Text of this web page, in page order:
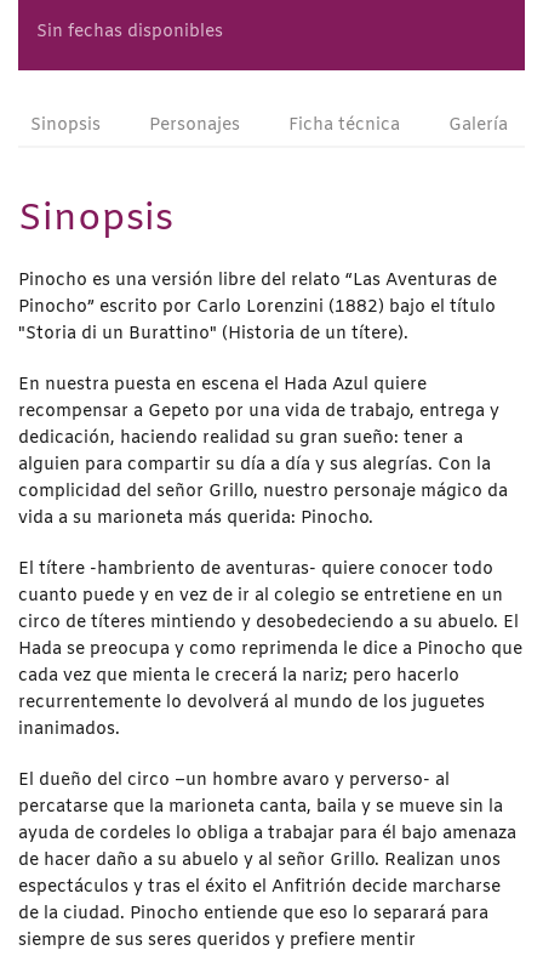
Sin fechas disponibles
Sinopsis Personajes Ficha técnica Galería
Sinopsis
Pinocho es una versión libre del relato “Las Aventuras de
Pinocho” escrito por Carlo Lorenzini (1882) bajo el título
"Storia di un Burattino" (Historia de un títere).
En nuestra puesta en escena el Hada Azul quiere
recompensar a Gepeto por una vida de trabajo, entrega y
dedicación, haciendo realidad su gran sueño: tener a
alguien para compartir su día a día y sus alegrías. Con la
complicidad del señor Grillo, nuestro personaje mágico da
vida a su marioneta más querida: Pinocho.
El títere -hambriento de aventuras- quiere conocer todo
cuanto puede y en vez de ir al colegio se entretiene en un
circo de títeres mintiendo y desobedeciendo a su abuelo. El
Hada se preocupa y como reprimenda le dice a Pinocho que
cada vez que mienta le crecerá la nariz; pero hacerlo
recurrentemente lo devolverá al mundo de los juguetes
inanimados.
El dueño del circo –un hombre avaro y perverso- al
percatarse que la marioneta canta, baila y se mueve sin la
ayuda de cordeles lo obliga a trabajar para él bajo amenaza
de hacer daño a su abuelo y al señor Grillo. Realizan unos
espectáculos y tras el éxito el Anfitrión decide marcharse
de la ciudad. Pinocho entiende que eso lo separará para
siempre de sus seres queridos y prefiere mentir